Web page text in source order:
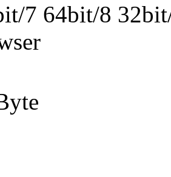
7 64bit/8